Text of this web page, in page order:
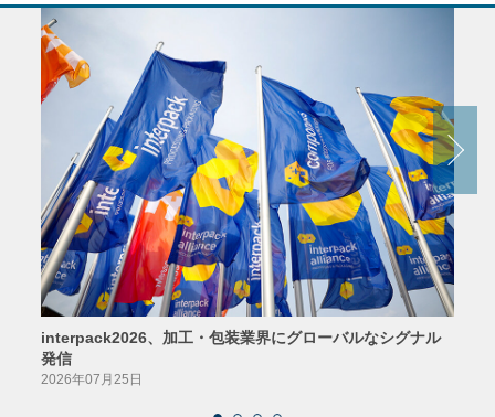
interpack2026、加工・包装業界にグローバルなシグナル
発信
2026年07月25日